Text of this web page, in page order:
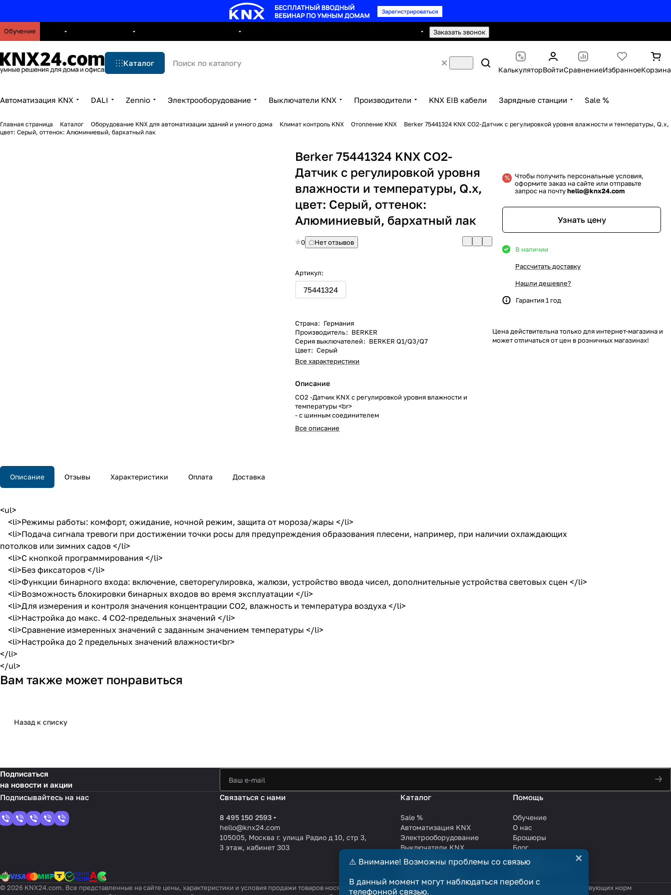
Обучение Заказать звонок
Каталог
КалькуляторВойтиСравнениеИзбранноеКорзина
Автоматизация KNX DALI Zennio Электрооборудование Выключатели KNX Производители KNX EIB кабели Зарядные станции Sale %
Главная страница Каталог Оборудование KNX для автоматизации зданий и умного дома Климат контроль KNX Отопление KNX
Berker 75441324 KNX CO2-Датчик с регулировкой уровня влажности и температуры, Q.x,
цвет: Серый, оттенок: Алюминиевый, бархатный лак
Berker 75441324 KNX CO2-
Датчик с регулировкой уровня
влажности и температуры, Q.x,
цвет: Серый, оттенок:
Алюминиевый, бархатный лак
0 Нет отзывов
Артикул:
75441324
Страна: Германия
Производитель: BERKER
Серия выключателей: BERKER Q1/Q3/Q7
Цвет: Серый
Все характеристики
Описание
CO2 -Датчик KNX с регулировкой уровня влажности и
температуры <br>
- с шинным соединителем
Все описание
Чтобы получить персональные условия,
оформите заказ на сайте или отправьте
запрос на почтуhello@knx24.com
Узнать цену
В наличии
Рассчитать доставку
Нашли дешевле?
Гарантия 1 год
Цена действительна только для интернет-магазина и
может отличаться от цен в розничных магазинах!
Описание Отзывы Характеристики Оплата Доставка
<ul>
<li>Режимы работы: комфорт, ожидание, ночной режим, защита от мороза/жары </li>
<li>Подача сигнала тревоги при достижении точки росы для предупреждения образования плесени, например, при наличии охлаждающих
потолков или зимних садов </li>
<li>С кнопкой программирования </li>
<li>Без фиксаторов </li>
<li>Функции бинарного входа: включение, светорегулировка, жалюзи, устройство ввода чисел, дополнительные устройства световых сцен </li>
<li>Возможность блокировки бинарных входов во время эксплуатации </li>
<li>Для измерения и контроля значения концентрации CO2, влажность и температура воздуха </li>
<li>Настройка до макс. 4 CO2-предельных значений </li>
<li>Сравнение измеренных значений с заданным значением температуры </li>
<li>Настройка до 2 предельных значений влажности<br>
</li>
</ul>
Вам также может понравиться
Назад к списку
Подписаться
на новости и акции
Связаться с нами
8 495 150 2593
hello@knx24.com
105005, Москва г. улица Радио д 10, стр 3,
3 этаж, кабинет 303
Каталог
Sale %
Автоматизация KNX
Электрооборудование
Выключатели KNX
Производители
KNX EIB кабели
Зарядные станции
Помощь
Обучение
О нас
Брошюры
Блог
Сотрудничество
Услуги
© 2026 KNX24.com. Все представленные на сайте цены, характеристики и условия продажи товаров носят справочный характер и не являются публичной офертой в смысле соответствующих норм
⚠️ Внимание! Возможны проблемы со связью
В данный момент могут наблюдаться перебои с
телефонной связью.
×